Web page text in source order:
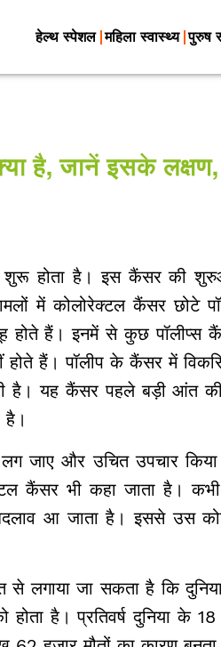
हेल्थ स्पेशल महिला स्वास्थ्य पुरुष
है, जानें इसके लक्षण,
होता है। इस कैंसर की
में कोलोरेक्टल कैंसर छोटे
होते हैं। इनमें से कुछ पॉलीप्स
होते हैं। पॉलीप के कैंसर में
है। यह कैंसर पहले बड़ी आंत
जाए और उचित उपचार
कैंसर भी कहा जाता है।
आ जाता है। इससे उस
से लगाया जा सकता है कि
है। प्रतिवर्ष दुनिया के 18